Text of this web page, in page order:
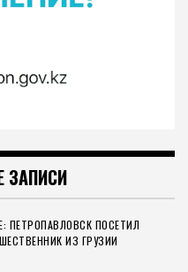
ЗАПИСИ
ПЕТРОПАВЛОВСК ПОСЕТИЛ
ИЗ ГРУЗИИ